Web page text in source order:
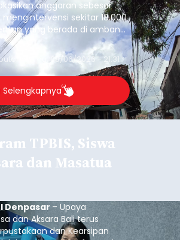
anggaran sebesar
mengintervensi sekitar 18.000
yang berada di ambang
strategis ini diambil
yang berada pada
6 tersebut agar tidak
miskin.
Thu, 08/06/2026 - 21:31
Selengkapnya
TPBIS, Siswa
dan Masatua
Denpasar – Upaya
dan Aksara Bali terus
dan Kearsipan